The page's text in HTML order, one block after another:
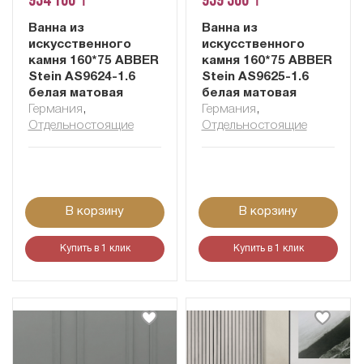
Ванна из
искусственного
камня 160*75 ABBER
Stein AS9624-1.6
белая матовая
Германия ,
Отдельностоящие
В корзину
Купить в 1 клик
Ванна из
искусственного
камня 160*75 ABBER
Stein AS9625-1.6
белая матовая
Германия ,
Отдельностоящие
В корзину
Купить в 1 клик